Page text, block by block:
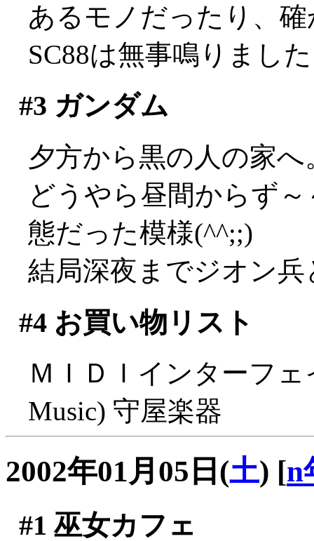
あるモノだったり、
SC88は無事鳴りまし
#3 ガンダム
夕方から黒の人の家
どうやら昼間からず
態だった模様(^^;;)
結局深夜までジオン
#4お買い物リスト
ＭＩＤＩインターフ
Music) 守屋楽器
2002年01月05日(土) [n
#1 巫女カフェ